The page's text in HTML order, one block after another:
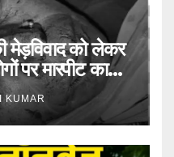
मेड़विवाद को लेकर
पर मारपीट का
KUMAR